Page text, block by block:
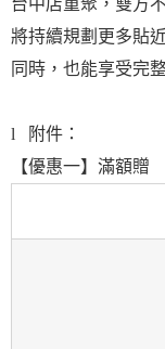
台中店重聚，雙方
將持續規劃更多貼
同時，也能享受完
l 附件：
【優惠一】滿額贈